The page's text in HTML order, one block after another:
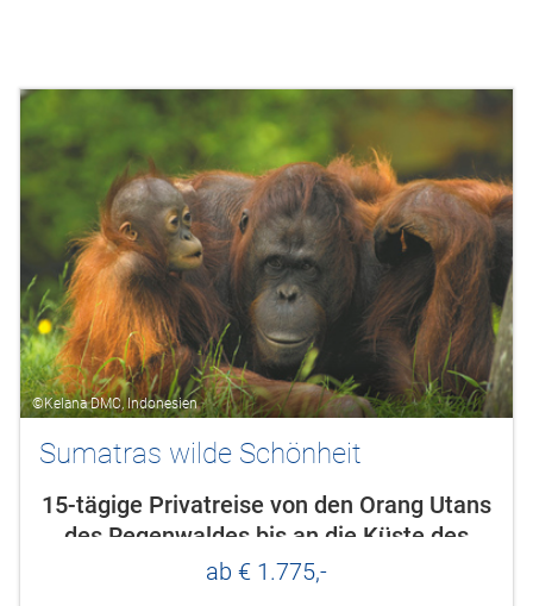
©Kelana DMC, Indonesien
Sumatras wilde Schönheit
15-tägige Privatreise von den Orang Utans
des Regenwaldes bis an die Küste des
Indischen Ozeans
ab € 1.775,-